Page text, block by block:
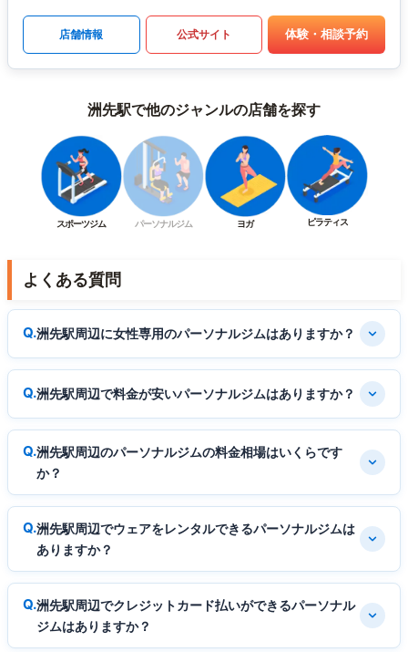
店舗情報 公式サイト 体験・相談予約
洲先駅で他のジャンルの店舗を探す
スポーツジム パーソナルジム ヨガ ピラティス
よくある質問
洲先駅周辺に女性専用のパーソナルジムはありますか？
洲先駅周辺で料金が安いパーソナルジムはありますか？
洲先駅周辺のパーソナルジムの料金相場はいくらです
か？
洲先駅周辺でウェアをレンタルできるパーソナルジムは
ありますか？
洲先駅周辺でクレジットカード払いができるパーソナル
ジムはありますか？